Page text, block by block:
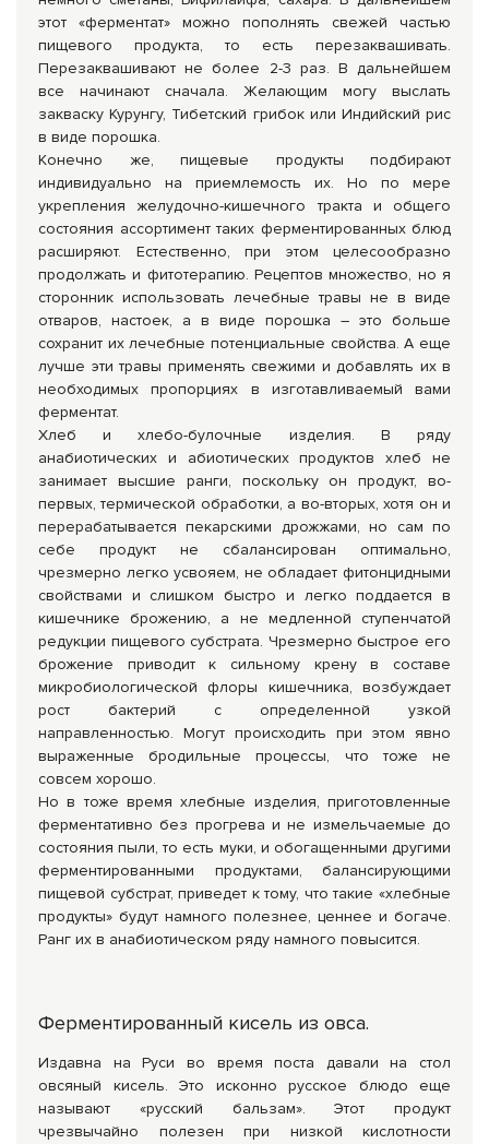
этот «ферментат» можно пополнять свежей частью
пищевого продукта, то есть перезаквашивать.
Перезаквашивают не более 2-3 раз. В дальнейшем
все начинают сначала. Желающим могу выслать
закваску Курунгу, Тибетский грибок или Индийский рис
в виде порошка.
Конечно же, пищевые продукты подбирают
индивидуально на приемлемость их. Но по мере
укрепления желудочно-кишечного тракта и общего
состояния ассортимент таких ферментированных блюд
расширяют. Естественно, при этом целесообразно
продолжать и фитотерапию. Рецептов множество, но я
сторонник использовать лечебные травы не в виде
отваров, настоек, а в виде порошка – это больше
сохранит их лечебные потенциальные свойства. А еще
лучше эти травы применять свежими и добавлять их в
необходимых пропорциях в изготавливаемый вами
ферментат.
Хлеб и хлебо-булочные изделия. В ряду
анабиотических и абиотических продуктов хлеб не
занимает высшие ранги, поскольку он продукт, во-
первых, термической обработки, а во-вторых, хотя он и
перерабатывается пекарскими дрожжами, но сам по
себе продукт не сбалансирован оптимально,
чрезмерно легко усвояем, не обладает фитонцидными
свойствами и слишком быстро и легко поддается в
кишечнике брожению, а не медленной ступенчатой
редукции пищевого субстрата. Чрезмерно быстрое его
брожение приводит к сильному крену в составе
микробиологической флоры кишечника, возбуждает
рост бактерий с определенной узкой
направленностью. Могут происходить при этом явно
выраженные бродильные процессы, что тоже не
совсем хорошо.
Но в тоже время хлебные изделия, приготовленные
ферментативно без прогрева и не измельчаемые до
состояния пыли, то есть муки, и обогащенными другими
ферментированными продуктами, балансирующими
пищевой субстрат, приведет к тому, что такие «хлебные
продукты» будут намного полезнее, ценнее и богаче.
Ранг их в анабиотическом ряду намного повысится.
Ферментированный кисель из овса.
Издавна на Руси во время поста давали на стол
овсяный кисель. Это исконно русское блюдо еще
называют «русский бальзам». Этот продукт
чрезвычайно полезен при низкой кислотности